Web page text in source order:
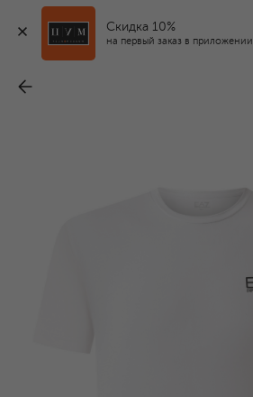
Скидка 10%
на первый заказ в приложении